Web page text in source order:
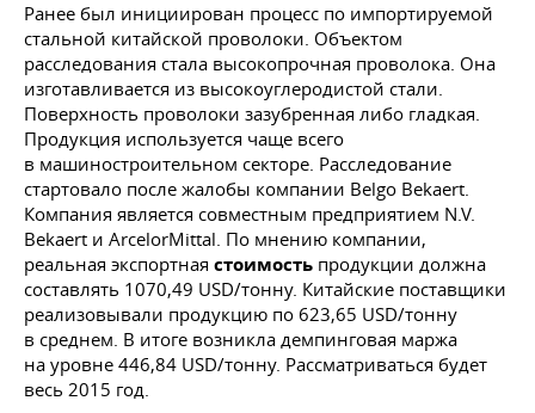
Ранее был инициирован процесс по импортируемой
стальной китайской проволоки. Объектом
расследования стала высокопрочная проволока. Она
изготавливается из высокоуглеродистой стали.
Поверхность проволоки зазубренная либо гладкая.
Продукция используется чаще всего
в машиностроительном секторе. Расследование
стартовало после жалобы компании Belgo Bekaert.
Компания является совместным предприятием N.V.
Bekaert и ArcelorMittal. По мнению компании,
реальная экспортная стоимость продукции должна
составлять 1070,49 USD/тонну. Китайские поставщики
реализовывали продукцию по 623,65 USD/тонну
в среднем. В итоге возникла демпинговая маржа
на уровне 446,84 USD/тонну. Рассматриваться будет
весь 2015 год.